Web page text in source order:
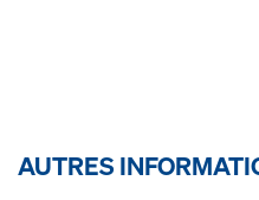
AUTRES